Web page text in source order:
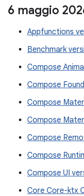
6 maggio
Appfunctions
Benchmark
Compose
Compose
Compose
Compose
Compose
Compose
Compose UI
Core Core-ktx